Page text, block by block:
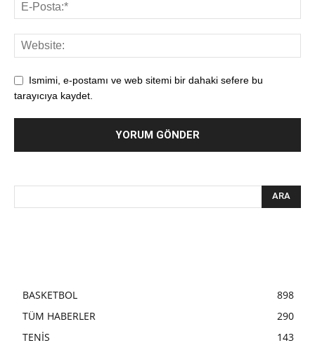
Ismimi, e-postamı ve web sitemi bir dahaki sefere bu
tarayıcıya kaydet.
BASKETBOL
898
TÜM HABERLER
290
TENİS
143